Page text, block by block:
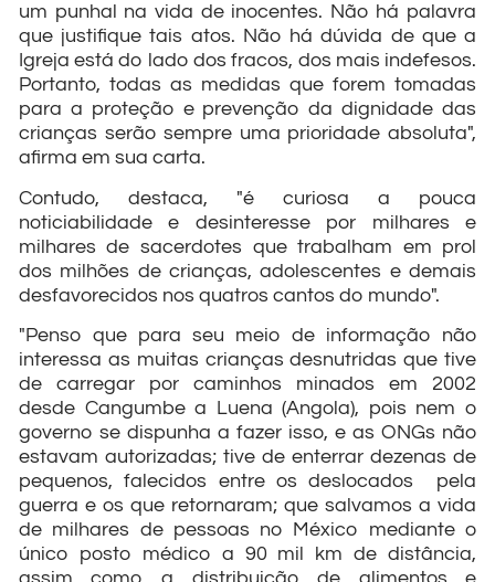
um punhal na vida de inocentes. Não há palavra
que justifique tais atos. Não há dúvida de que a
Igreja está do lado dos fracos, dos mais indefesos.
Portanto, todas as medidas que forem tomadas
para a proteção e prevenção da dignidade das
crianças serão sempre uma prioridade absoluta",
afirma em sua carta.
Contudo, destaca, "é curiosa a pouca
noticiabilidade e desinteresse por milhares e
milhares de sacerdotes que trabalham em prol
dos milhões de crianças, adolescentes e demais
desfavorecidos nos quatros cantos do mundo".
"Penso que para seu meio de informação não
interessa as muitas crianças desnutridas que tive
de carregar por caminhos minados em 2002
desde Cangumbe a Luena (Angola), pois nem o
governo se dispunha a fazer isso, e as ONGs não
estavam autorizadas; tive de enterrar dezenas de
pequenos, falecidos entre os deslocados pela
guerra e os que retornaram; que salvamos a vida
de milhares de pessoas no México mediante o
único posto médico a 90 mil km de distância,